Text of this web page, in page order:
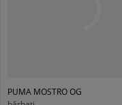
PUMA MOSTRO OG